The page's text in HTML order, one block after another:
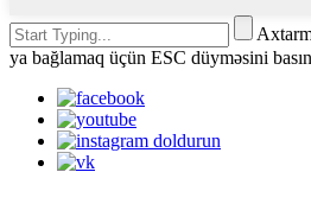
ya bağlamaq üçün ESC düyməsini basın